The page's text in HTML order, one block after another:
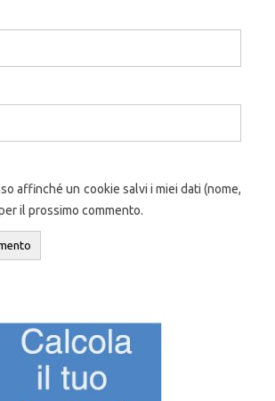
affinché un cookie salvi i miei dati (nome,
il prossimo commento.